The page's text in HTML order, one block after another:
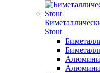
Stout